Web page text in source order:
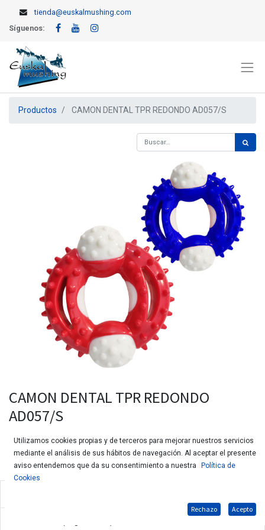
tienda@euskalmushing.com
Síguenos:
Productos CAMON DENTAL TPR REDONDO AD057/S
CAMON DENTAL TPR REDONDO
AD057/S
Utilizamos cookies propias y de terceros para mejorar nuestros servicios
mediante el análisis de sus hábitos de navegación. Al aceptar el presente
aviso entendemos que da su consentimiento a nuestra
Política de
Cookies
Rechazo Acepto